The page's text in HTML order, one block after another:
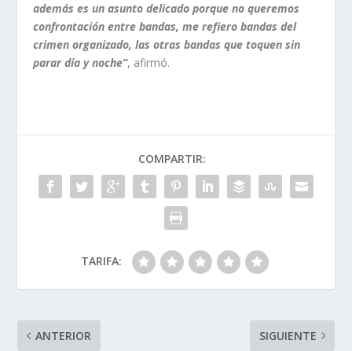
además es un asunto delicado porque no queremos
confrontación entre bandas, me refiero bandas del
crimen organizado, las otras bandas que toquen sin
parar día y noche”, afirmó.
COMPARTIR:
TARIFA:
ANTERIOR SIGUIENTE